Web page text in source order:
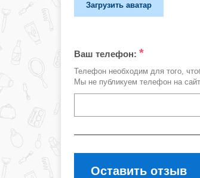
Загрузить аватар
Ваш телефон: *
Телефон необходим для того,
Мы не публикуем телефон на
Оставить отзыв